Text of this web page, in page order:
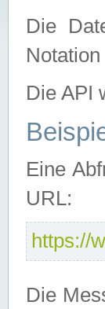
Die
Die API
Eine
URL:
https://
Die